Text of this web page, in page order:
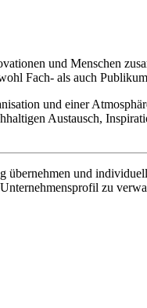
und Menschen
Fach- als auch
und einer
Austausch,
übernehmen und
zu